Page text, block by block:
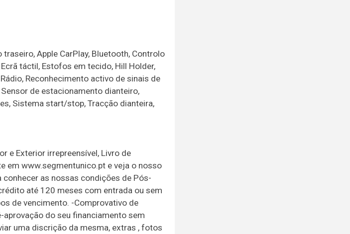
Apple CarPlay, Bluetooth, Controlo
táctil, Estofos em tecido, Hill Holder,
Reconhecimento activo de sinais de
de estacionamento dianteiro,
Sistema start/stop, Tracção dianteira,
e Exterior irrepreensível, Livro de
em www.segmentunico.pt e veja o nosso
as nossas condições de Pós-
até 120 meses com entrada ou sem
de vencimento. -Comprovativo de
do seu financiamento sem
uma discrição da mesma, extras , fotos